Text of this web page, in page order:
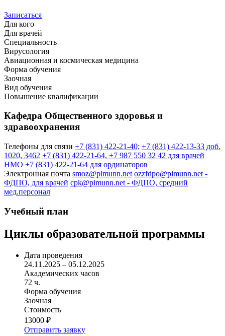
Записаться
Для кого
Для врачей
Специальность
Вирусология
Авиационная и космическая медицина
Форма обучения
Заочная
Вид обучения
Повышение квалификации
Кафедра Общественного здоровья и
здравоохранения
Телефоны для связи +7 (831) 422-21-40; +7 (831) 422-13-33 доб.
1020, 3462 +7 (831) 422-21-64, +7 987 550 32 42 для врачей
НМО +7 (831) 422-21-64 для ординаторов
Электронная почта smoz@pimunn.net ozzfdpo@pimunn.net -
ФДПО, для врачей cpk@pimunn.net - ФДПО, средний
мед.персонал
Учебный план
Циклы образовательной программы
Дата проведения
24.11.2025 – 05.12.2025
Академических часов
72 ч.
Форма обучения
Заочная
Стоимость
13000 ₽
Отправить заявку